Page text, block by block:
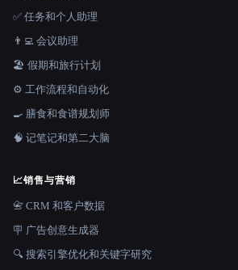
✅ 任务和个人助理
👨‍💻 会议助理
🏖 假期和旅行计划
⚙️ 工作流程和自动化
🍳 膳食和食谱规划师
🧠 记笔记和第二大脑
📈销售与营销
📇 CRM 和客户数据
🪧 广告创意生成器
🔍 搜索引擎优化和关键字研究